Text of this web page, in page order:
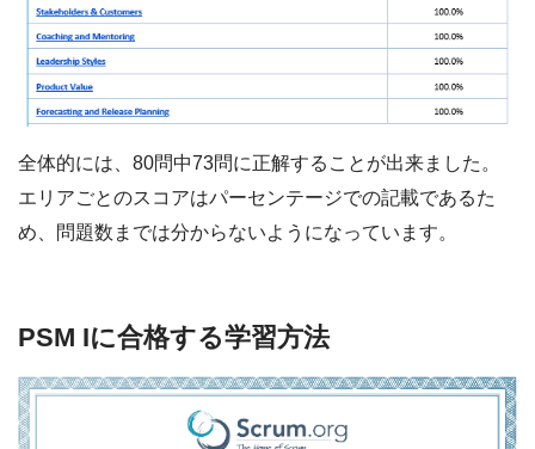
全体的には、80問中73問に正解することが出来ました。
エリアごとのスコアはパーセンテージでの記載であるた
め、問題数までは分からないようになっています。
PSM Iに合格する学習方法